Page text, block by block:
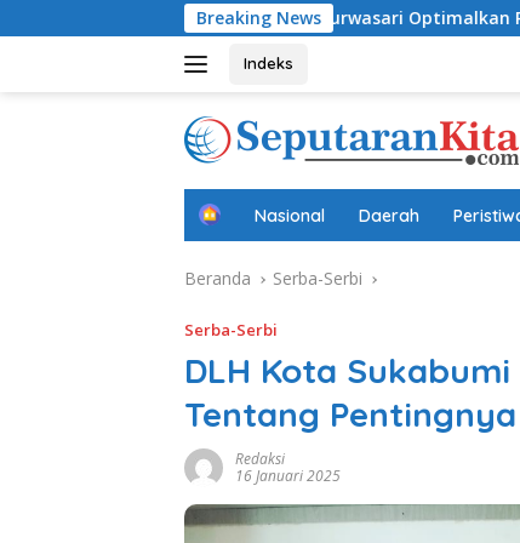
ke
Breaking News
Desa Purwasari Optimalkan Potensi Lokal,
Indeks
B
a
d
Nasional Daerah
Beranda Serba-Serbi
Serba-Serbi
DLH Kota
Tentang
Redaksi
16 Januari 2025